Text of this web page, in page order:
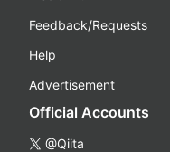
Feedback/Requests
Help
Advertisement
Official Accounts
@Qiita